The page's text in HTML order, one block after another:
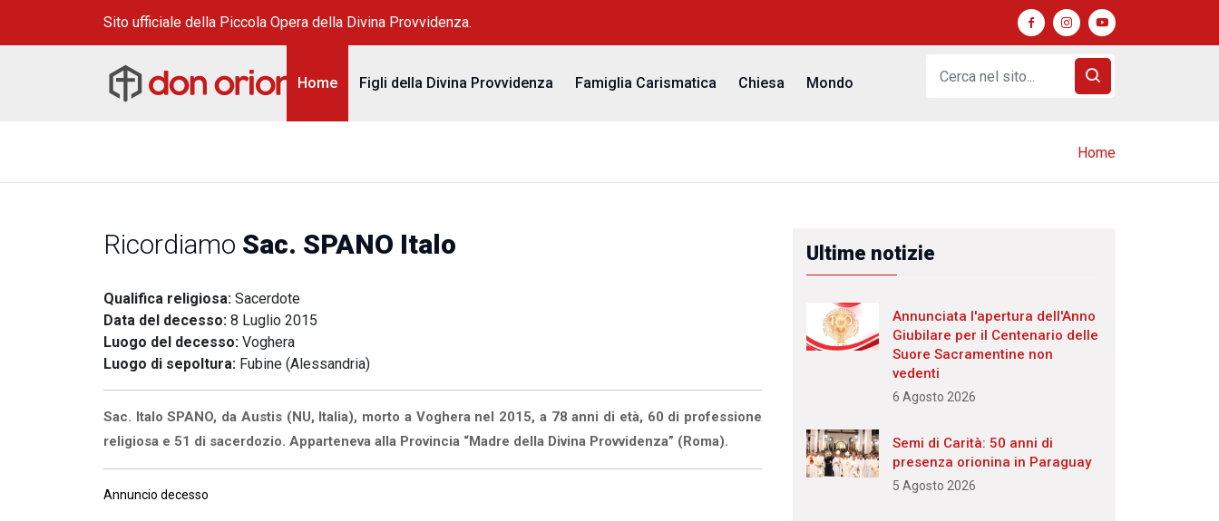
Sito ufficiale della Piccola Opera della Divina Provvidenza.
Home Figli della Divina Provvidenza Famiglia Carismatica Chiesa Mondo
Home
Ricordiamo Sac. SPANO Italo
Qualifica religiosa: Sacerdote
Data del decesso: 8 Luglio 2015
Luogo del decesso: Voghera
Luogo di sepoltura: Fubine (Alessandria)
Sac. Italo SPANO, da Austis (NU, Italia), morto a Voghera nel 2015, a 78 anni di età, 60 di professione
religiosa e 51 di sacerdozio. Apparteneva alla Provincia “Madre della Divina Provvidenza” (Roma).
Annuncio decesso
Ultime notizie
Annunciata l'apertura dell'Anno
Giubilare per il Centenario delle
Suore Sacramentine non
vedenti
6 Agosto 2026
Semi di Carità: 50 anni di
presenza orionina in Paraguay
5 Agosto 2026